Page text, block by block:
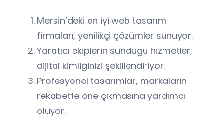
Mersin’deki en iyi web tasarım
firmaları, yenilikçi çözümler sunuyor.
Yaratıcı ekiplerin sunduğu hizmetler,
dijital kimliğinizi şekillendiriyor.
Profesyonel tasarımlar, markaların
rekabette öne çıkmasına yardımcı
oluyor.